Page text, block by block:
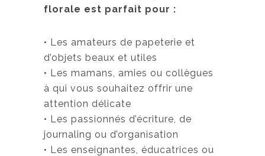
florale est parfait pour :
• Les amateurs de papeterie et
d’objets beaux et utiles
• Les mamans, amies ou collègues
à qui vous souhaitez offrir une
attention délicate
• Les passionnés d’écriture, de
journaling ou d’organisation
• Les enseignantes, éducatrices ou